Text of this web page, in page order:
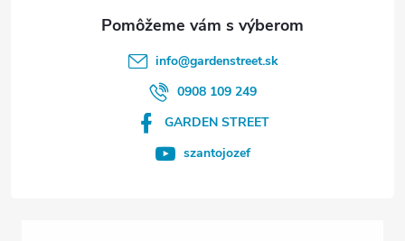
info@gardenstreet.sk
0908 109 249
GARDEN STREET
szantojozef